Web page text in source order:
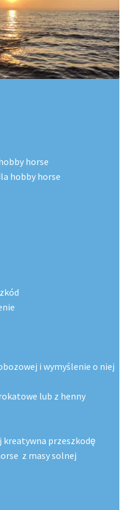
horse
hobby horse
i wymyślenie o niej
lub z henny
kreatywna przeszkodę
z masy solnej